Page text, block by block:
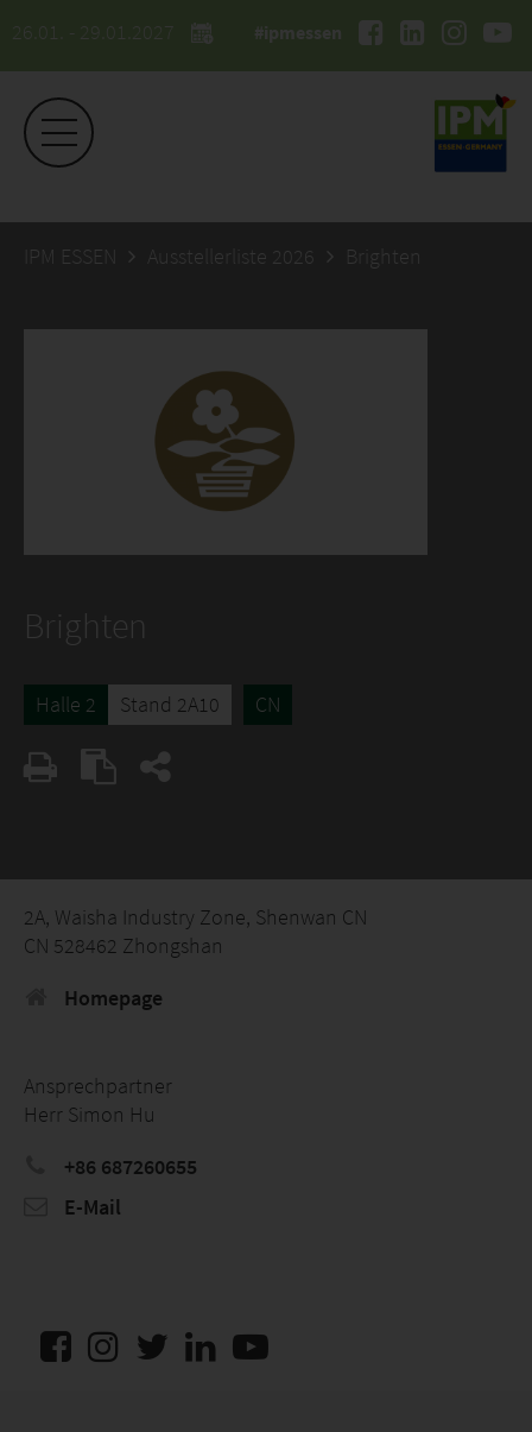
26.01. - 29.01.2027 #ipmessen
IPM ESSEN Ausstellerliste 2026 Brighten
Brighten
Halle 2 Stand 2A10 CN
2A, Waisha Industry Zone, Shenwan CN
CN 528462 Zhongshan
Homepage
Ansprechpartner
Herr Simon Hu
+86 687260655
E-Mail